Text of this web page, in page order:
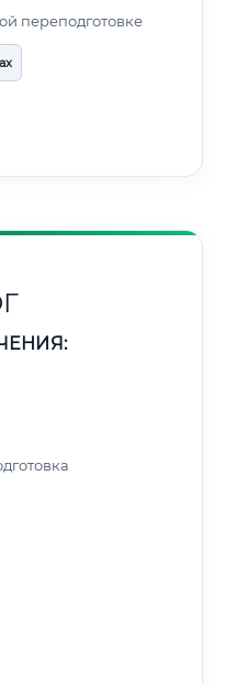
переподготовке